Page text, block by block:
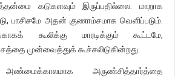
கடுகளவும் இருப்பதில்லை. மாறாக
பாசிசமே அதன் குணாம்சமாக வெளிப்படும்.
கூலிக்கு மாரடிக்கும் கூட்டமே,
முன்வைத்துக் கூச்சலிடுகின்றது.
அருண்சித்தார்த்தை